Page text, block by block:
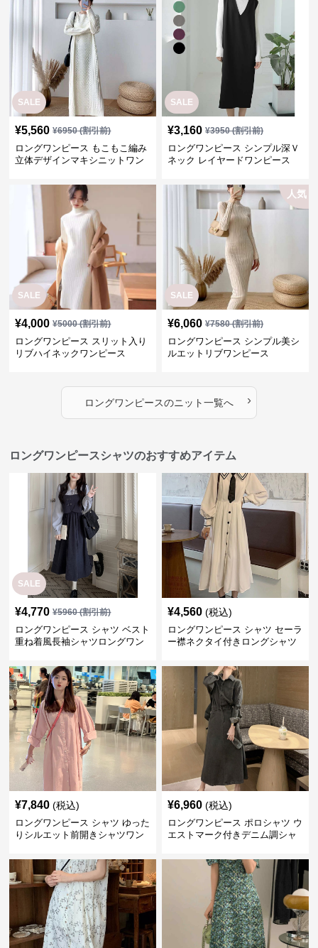
SALE
¥5,560 ¥6950(割引前)
ロングワンピース もこもこ編み
立体デザインマキシニットワン
SALE
¥3,160 ¥3950(割引前)
ロングワンピース シンプル深Ｖ
ネック レイヤードワンピース
SALE
¥4,000 ¥5000(割引前)
ロングワンピース スリット入り
リブハイネックワンピース
SALE
人気
¥6,060 ¥7580(割引前)
ロングワンピース シンプル美シ
ルエットリブワンピース
ロングワンピースのニット一覧へ ›
ロングワンピースシャツのおすすめアイテム
SALE
¥4,770 ¥5960(割引前)
ロングワンピース シャツ ベスト
重ね着風長袖シャツロングワン
¥4,560 (税込)
ロングワンピース シャツ セーラ
ー襟ネクタイ付きロングシャツ
¥7,840 (税込)
ロングワンピース シャツ ゆった
りシルエット前開きシャツワン
¥6,960 (税込)
ロングワンピース ポロシャツ ウ
エストマーク付きデニム調シャ